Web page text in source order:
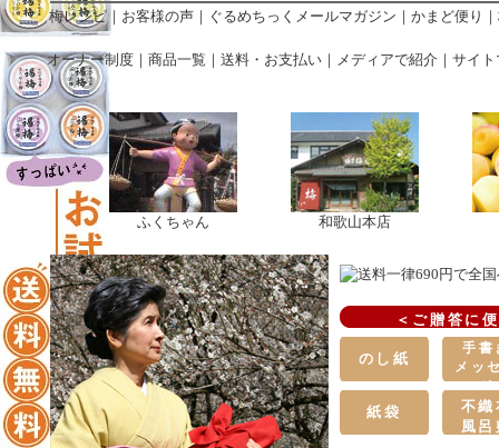
梅レシピ｜ お客様の声 ｜ ぐるめちっくメールマガジン ｜ かまど便り ｜
オーナー制度｜ 商品一覧 ｜ 送料・お支払い｜ メディアで紹介｜ サイト
ふくちゃん 和歌山本店
＜ご贈答に
のし紙
手書
メッ
ジ
カー
紙袋
不織
風呂